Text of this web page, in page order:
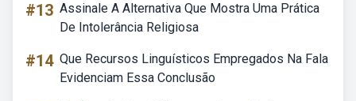
#13 Assinale A Alternativa Que Mostra Uma Prática
De Intolerância Religiosa
#14 Que Recursos Linguísticos Empregados Na Fala
Evidenciam Essa Conclusão